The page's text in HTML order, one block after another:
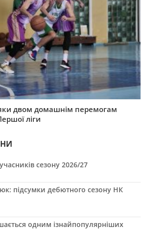
двом домашнім перемогам
ліги
сезону 2026/27
підсумки дебютного сезону НК
одним ізнайпопулярніших